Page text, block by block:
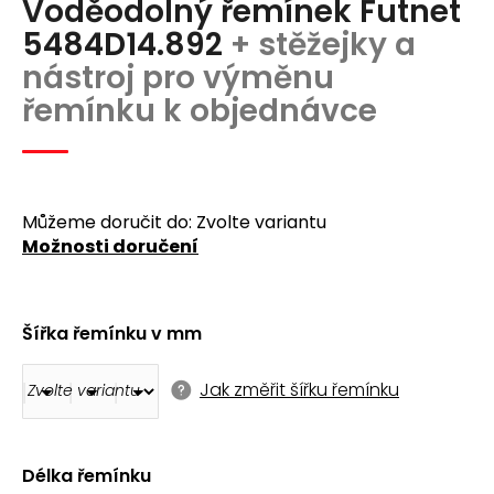
produktu
je
0,0
z
5
hvězdiček.
Voděodolný řemínek Futnet
5484D14.892 + stěžejky a
nástroj pro výměnu
řemínku k objednávce
Délka řemínku
Šířka řemínku v mm
Jak změřit šířku řemínku
Můžeme doručit do: Zvolte variantu
Možnosti doručení
a
j
í
t
?
D
o
p
o
u